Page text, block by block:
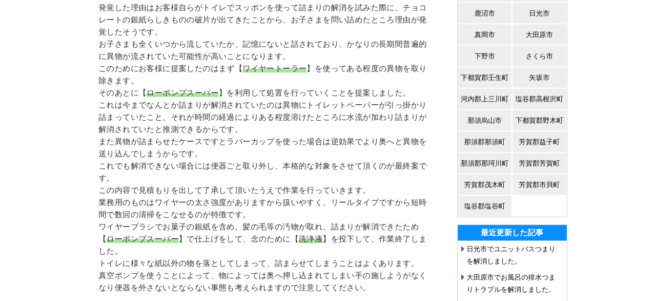
発覚した理由はお客様自らがトイレでスッポンを使って詰まりの解消を試みた際に、チョコ
レートの銀紙らしきものの破片が出てきたことから、お子さまを問い詰めたところ理由が発
覚したそうです。
お子さまも全くいつから流していたか、記憶にないと話されており、かなりの長期間普遍的
に異物が流されていた可能性が高いことになります。
このためにお客様に提案したのはまず【ワイヤートーラー】を使ってある程度の異物を取り
除きます。
そのあとに【ローポンプスーパー】を利用して処置を行っていくことを提案しました。
これは今までなんとか詰まりが解消されていたのは異物にトイレットペーパーが引っ掛かり
詰まっていたこと、それが時間の経過によりある程度溶けたところに水流が加わり詰まりが
解消されていたと推測できるからです。
また異物が詰まらせたケースですとラバーカップを使った場合は逆効果でより奥へと異物を
送り込んでしまうからです。
これでも解消できない場合には便器ごと取り外し、本格的な対象をさせて頂くのが最終案で
す。
この内容で見積もりを出して了承して頂いたうえで作業を行っていきます。
業務用のものはワイヤーの太さ強度がありますから扱いやすく、リールタイプですから短時
間で数回の清掃をこなせるのが特徴です。
ワイヤーブラシでお菓子の銀紙を含め、髪の毛等の汚物が取れ、詰まりが解消できたため
【ローポンプスーパー】で仕上げをして、念のために【洗浄液】を投下して、作業終了しま
した。
トイレに様々な紙以外の物を落としてしまって、詰まらせてしまうことはよくあります。
真空ポンプを使うことによって、物によっては奥へ押し込まれてしまい手の施しようがなく
なり便器を外さないとならない事態も考えられますので注意してください。
鹿沼市 日光市
真岡市 大田原市
下野市 さくら市
下都賀郡壬生町 矢坂市
河内郡上三川町 塩谷郡高根沢町
那須烏山市 下都賀郡野木町
那須郡那須町 芳賀郡益子町
那須郡那珂川町 芳賀郡芳賀町
芳賀郡茂木町 芳賀郡市貝町
塩谷郡塩谷町
最近更新した記事
日光市でユニットバスつまり
を解消しました。
大田原市でお風呂の排水つま
りトラブルを解消しました。